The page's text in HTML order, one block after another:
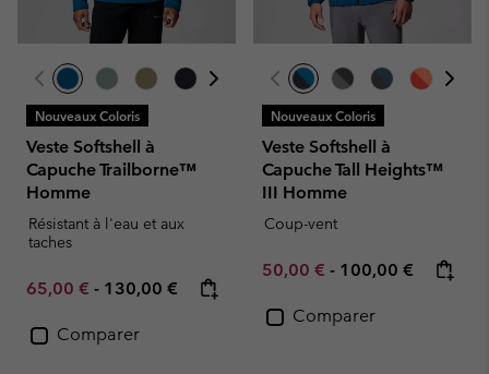
Nouveaux Coloris
Veste Softshell à
Capuche Trailborne™
Homme
Résistant à l'eau et aux
taches
Minimum sale price:
65,00 € - Maximum price:
130,00 €
Comparer
Nouveaux Coloris
Veste Softshell à
Capuche Tall Heights™
III Homme
Coup-vent
Minimum sale price:
50,00 € - Maximum price:
100,00 €
Comparer